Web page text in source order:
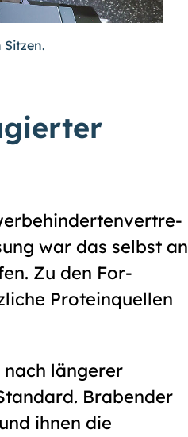
war das selbst an
Zu den For­
Protein­quellen
nach längerer
Brabender
ihnen die